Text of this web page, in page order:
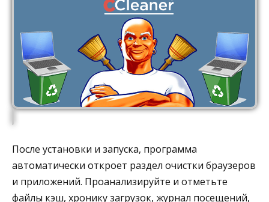
После установки и запуска, программа
автоматически откроет раздел очистки браузеров
и приложений. Проанализируйте и отметьте
файлы кэш, хронику загрузок, журнал посещений,